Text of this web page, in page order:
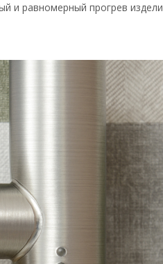
равномерный прогрев